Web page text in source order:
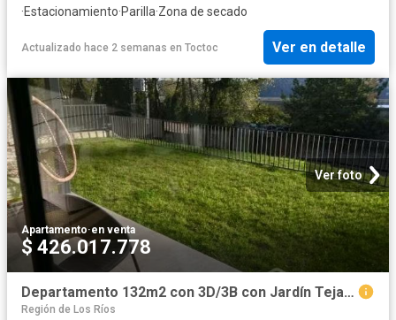
·Estacionamiento·Parilla·Zona de secado
Actualizado hace 2 semanas en Toctoc Ver en detalle
Ver foto
Apartamento·en venta
$ 426.017.778
Departamento 132m2 con 3D/3B con Jardín Teja Sur | 3 Dormitorios por 11000.00 en Valdivia
Región de Los Ríos